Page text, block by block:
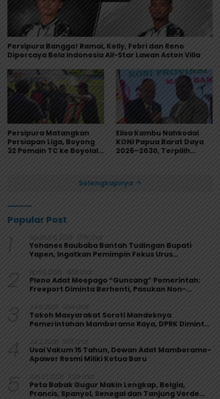
Persipura Bangga! Ramai, Kelly, Febri dan Reno
Dipercaya Bela Indonesia All-Star Lawan Aston Villa
Persipura Matangkan
Persiapan Liga, Boyong
32 Pemain TC ke Boyolali
Elisa Kambu Nahkodai
KONI Papua Barat Daya
2026–2030, Terpilih
Selengkapnya
Popular Post
1 Agustus 6, 2026 1706 Lihat
Yohanes Raubaba Bantah Tudingan Bupati
Yapen, Ingatkan Pemimpin Fokus Urus
2 April 9, 2026 1356 Lihat
Pleno Adat Meepago “Guncang” Pemerintah:
Freeport Diminta Berhenti, Pasukan Non-
3 Juli 6, 2026 1244 Lihat
Tokoh Masyarakat Soroti Mandeknya
Pemerintahan Mamberamo Raya, DPRK Diminta
4 Juli 2, 2026 1073 Lihat
Usai Vakum 15 Tahun, Dewan Adat Mamberamo-
Apawer Resmi Miliki Ketua Baru
5 Juni 27, 2026 1029 Lihat
Peta Babak Gugur Makin Lengkap, Belgia,
Prancis, Spanyol, Senegal dan Tanjung Verde